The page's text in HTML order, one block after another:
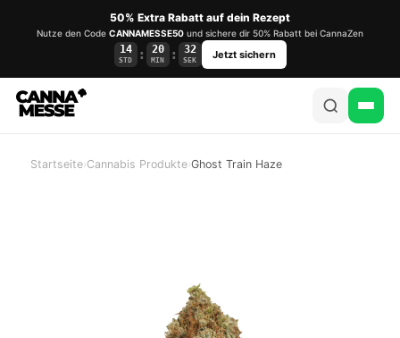
50% Extra Rabatt auf dein Rezept
Nutze den Code CANNAMESSE50 und sichere dir 50% Rabatt bei CannaZen
14
STD : 20
MIN : 32
SEK Jetzt sichern
Startseite›Cannabis Produkte›Ghost Train Haze